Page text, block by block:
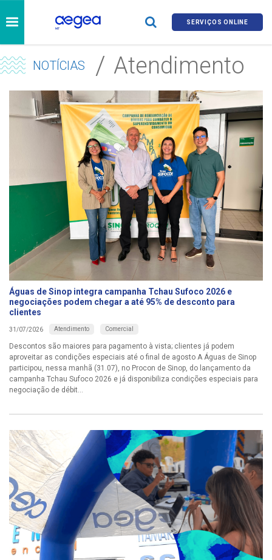
SERVIÇOS ONLINE
NOTÍCIAS Atendimento
Águas de Sinop integra campanha Tchau Sufoco 2026 e
negociações podem chegar a até 95% de desconto para
clientes
31/07/2026 Atendimento Comercial
Descontos são maiores para pagamento à vista; clientes já podem
aproveitar as condições especiais até o final de agosto A Águas de Sinop
participou, nessa manhã (31.07), no Procon de Sinop, do lançamento da
campanha Tchau Sufoco 2026 e já disponibiliza condições especiais para
negociação de débit...